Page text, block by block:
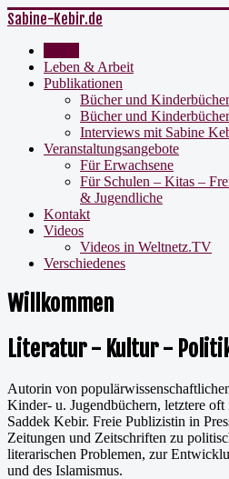
Sabine-Kebir.de
Leben & Arbeit
Publikationen
Bücher und Kinderbücher
Bücher und
Interviews mit Sabine
Veranstaltungsangebote
Für Erwachsene
Für Schulen – Kitas –
& Jugendliche
Kontakt
Videos
Videos in Weltnetz.TV
Verschiedenes
Willkommen
Literatur - Kultur -
Autorin von
Kinder- u. Jugendbüchern, letztere
Saddek Kebir. Freie Publizistin in
Zeitungen und Zeitschriften zu
literarischen Problemen, zur
und des Islamismus.